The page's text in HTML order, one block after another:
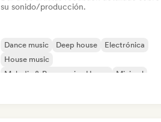
su sonido/producción.
Dance music Deep house
Electrónica
House music
Melodic & Progressive House
Minimal